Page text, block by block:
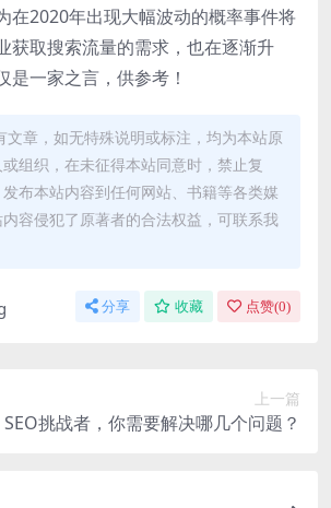
在2020年出现大幅波动的概率事件将
获取搜索流量的需求，也在逐渐升
是一家之言，供参考！
文章，如无特殊说明或标注，均为本站原
组织，在未征得本站同意时，禁止复
布本站内容到任何网站、书籍等各类媒
容侵犯了原著者的合法权益，可联系我
分享 收藏 点赞(0)
上一篇
SEO挑战者，你需要解决哪几个问题？